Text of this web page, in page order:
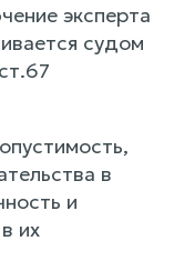
эксперта
судом
в
и
их